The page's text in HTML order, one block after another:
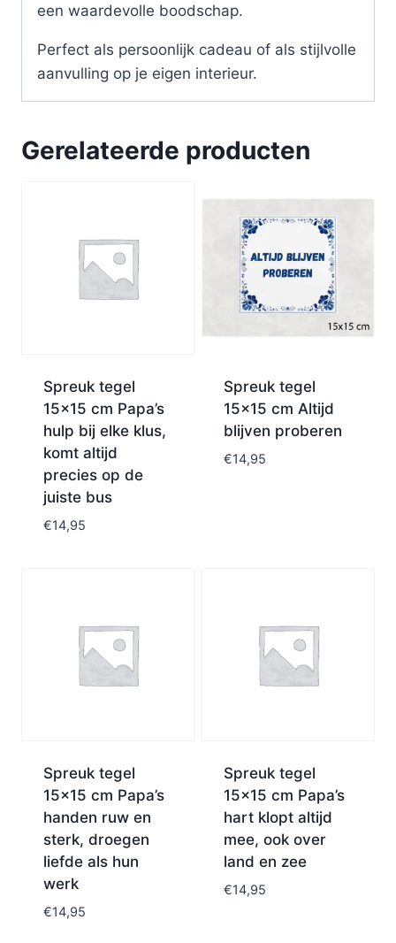
een waardevolle boodschap.
Perfect als persoonlijk cadeau of als stijlvolle
aanvulling op je eigen interieur.
Gerelateerde producten
Spreuk tegel
15×15 cm Papa’s
hulp bij elke klus,
komt altijd
precies op de
juiste bus
€14,95
Spreuk tegel
15×15 cm Altijd
blijven proberen
€14,95
Spreuk tegel
15×15 cm Papa’s
handen ruw en
sterk, droegen
liefde als hun
werk
€14,95
Spreuk tegel
15×15 cm Papa’s
hart klopt altijd
mee, ook over
land en zee
€14,95